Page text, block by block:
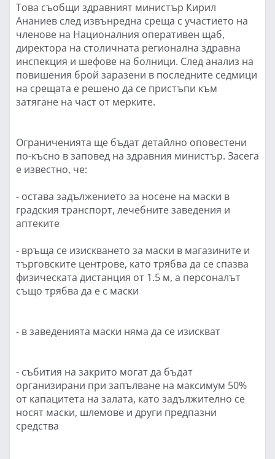
Това съобщи здравният министър Кирил
Ананиев след извънредна среща с участието на
членове на Националния оперативен щаб,
директора на столичната регионална здравна
инспекция и шефове на болници. След анализ на
повишения брой заразени в последните седмици
на срещата е решено да се пристъпи към
затягане на част от мерките.
Ограниченията ще бъдат детайлно оповестени
по-късно в заповед на здравния министър. Засега
е известно, че:
- остава задължението за носене на маски в
градския транспорт, лечебните заведения и
аптеките
- връща се изискването за маски в магазините и
търговските центрове, като трябва да се спазва
физическата дистанция от 1.5 м, а персоналът
също трябва да е с маски
- в заведенията маски няма да се изискват
- събития на закрито могат да бъдат
организирани при запълване на максимум 50%
от капацитета на залата, като задължително се
носят маски, шлемове и други предпазни
средства